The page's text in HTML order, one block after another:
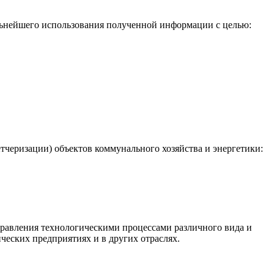
использования полученной информации с целью:
объектов коммунального хозяйства и энергетики:
технологическими процессами различного вида и
предприятиях и в других отраслях.